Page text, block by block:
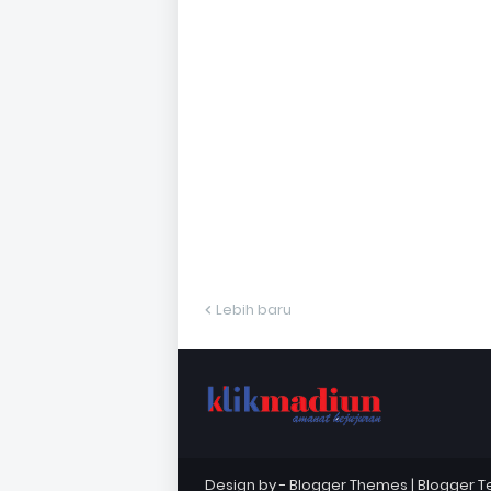
Lebih baru
Design by - Blogger Themes | Blogger